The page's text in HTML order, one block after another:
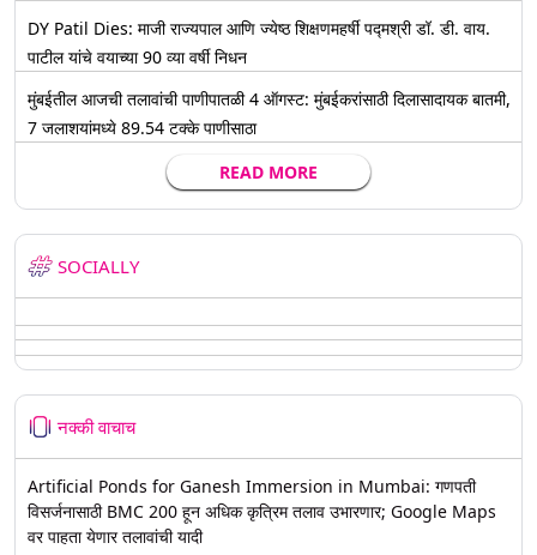
DY Patil Dies: माजी राज्यपाल आणि ज्येष्ठ शिक्षणमहर्षी पद्मश्री डॉ. डी. वाय.
पाटील यांचे वयाच्या 90 व्या वर्षी निधन
मुंबईतील आजची तलावांची पाणीपातळी 4 ऑगस्ट: मुंबईकरांसाठी दिलासादायक बातमी,
7 जलाशयांमध्ये 89.54 टक्के पाणीसाठा
READ MORE
SOCIALLY
नक्की वाचाच
Artificial Ponds for Ganesh Immersion in Mumbai: गणपती
विसर्जनासाठी BMC 200 हून अधिक कृत्रिम तलाव उभारणार; Google Maps
वर पाहता येणार तलावांची यादी